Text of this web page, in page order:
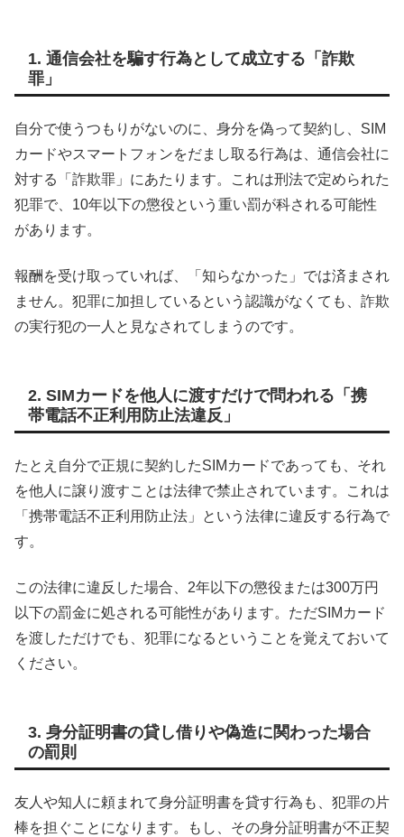
1. 通信会社を騙す行為として成立する「詐欺
罪」
自分で使うつもりがないのに、身分を偽って契約し、SIM
カードやスマートフォンをだまし取る行為は、通信会社に
対する「詐欺罪」にあたります。これは刑法で定められた
犯罪で、10年以下の懲役という重い罰が科される可能性
があります。
報酬を受け取っていれば、「知らなかった」では済まされ
ません。犯罪に加担しているという認識がなくても、詐欺
の実行犯の一人と見なされてしまうのです。
2. SIMカードを他人に渡すだけで問われる「携
帯電話不正利用防止法違反」
たとえ自分で正規に契約したSIMカードであっても、それ
を他人に譲り渡すことは法律で禁止されています。これは
「携帯電話不正利用防止法」という法律に違反する行為で
す。
この法律に違反した場合、2年以下の懲役または300万円
以下の罰金に処される可能性があります。ただSIMカード
を渡しただけでも、犯罪になるということを覚えておいて
ください。
3. 身分証明書の貸し借りや偽造に関わった場合
の罰則
友人や知人に頼まれて身分証明書を貸す行為も、犯罪の片
棒を担ぐことになります。もし、その身分証明書が不正契